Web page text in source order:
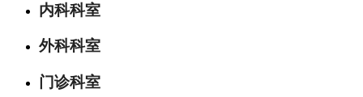
内科科室
外科科室
门诊科室